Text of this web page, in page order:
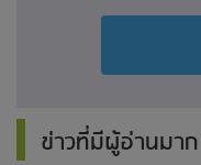
ข่าวที่มีผู้อ่านมาก